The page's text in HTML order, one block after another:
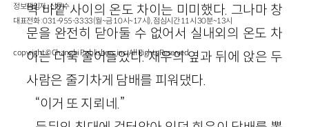
벽 바깥 사이의 온도 차이는 미미했다. 그나마 창
문을 완전히 닫아둘 수 없어서 실내외의 온도 차
이는 더욱 줄어들었다. 재우의 옆과 뒤에 앉은 두
사람은 줄기차게 담배를 피워댔다.
“이거 또 지뢰네.”
정보책임자 : 신문수
대표전화 : 031-955-3333(월~금 10시~17시), 점심시간 11시 30분~13시
copyright © Changbi Publishers, inc. All Rights Reserved.